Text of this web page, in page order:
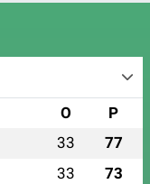
O P
33 77
33 73